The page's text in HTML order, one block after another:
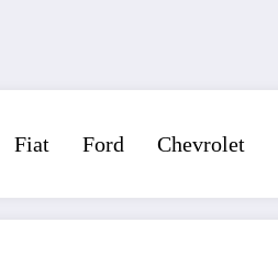
Fiat Ford Chevrolet